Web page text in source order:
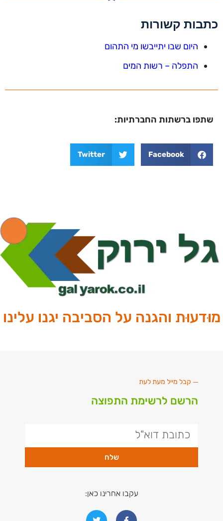
כתבות קשורות
היום שבו יתייבשו מי התהום
התפלה – רשות המים
שתפו ברשתות החברתיות:
Facebook
Twitter
מוּדעוּת והגנה על הסביבה יגנו עלינו
קבל מייל מעת לעת
הרשם לרשימת התפוצה
שלח
עקבו אחרינו כאן: